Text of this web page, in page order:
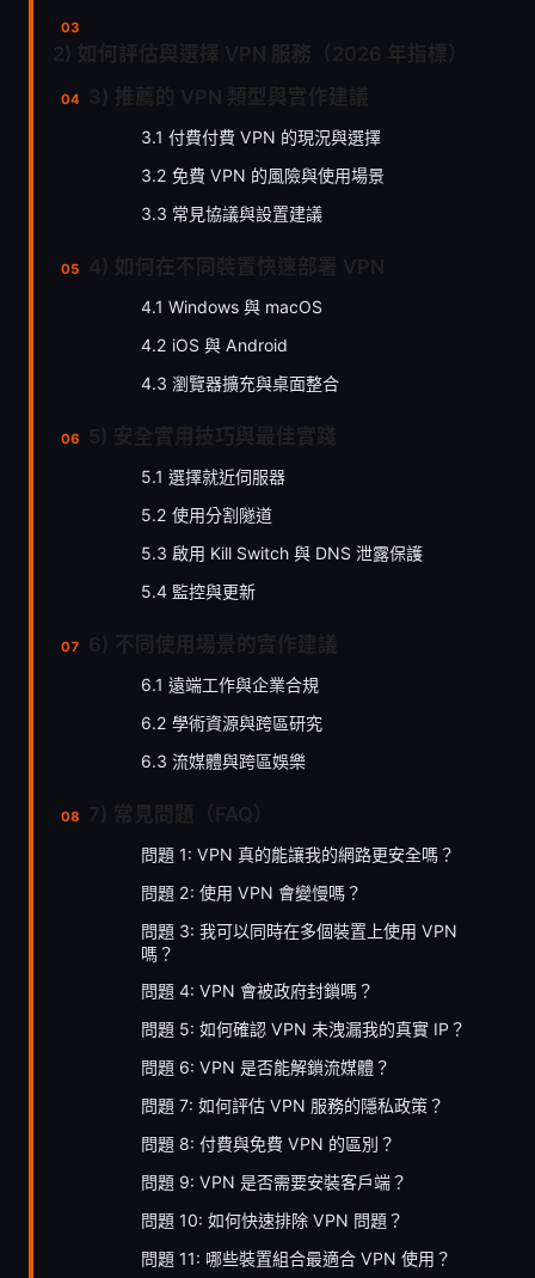
3.1 付費付費 VPN 的現況與選擇
3.2 免費 VPN 的風險與使用場景
3.3 常見協議與設置建議
4.1 Windows 與 macOS
4.2 iOS 與 Android
4.3 瀏覽器擴充與桌面整合
5.1 選擇就近伺服器
5.2 使用分割隧道
5.3 啟用 Kill Switch 與 DNS 泄露保護
5.4 監控與更新
6.1 遠端工作與企業合規
6.2 學術資源與跨區研究
6.3 流媒體與跨區娛樂
問題 1: VPN 真的能讓我的網路更安全嗎？
問題 2: 使用 VPN 會變慢嗎？
問題 3: 我可以同時在多個裝置上使用 VPN
嗎？
問題 4: VPN 會被政府封鎖嗎？
問題 5: 如何確認 VPN 未洩漏我的真實 IP？
問題 6: VPN 是否能解鎖流媒體？
問題 7: 如何評估 VPN 服務的隱私政策？
問題 8: 付費與免費 VPN 的區別？
問題 9: VPN 是否需要安裝客戶端？
問題 10: 如何快速排除 VPN 問題？
問題 11: 哪些裝置組合最適合 VPN 使用？